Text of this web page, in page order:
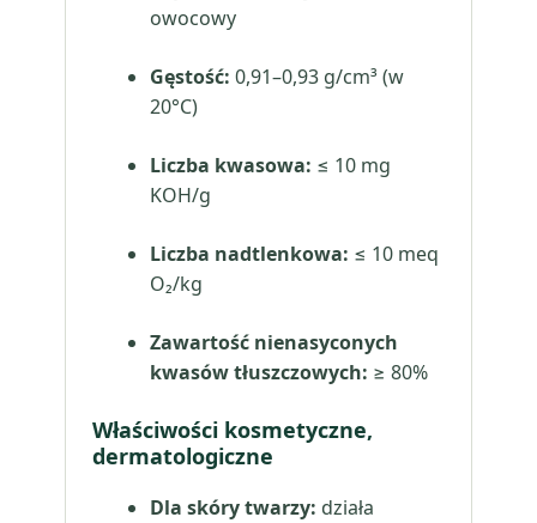
owocowy
Gęstość: 0,91–0,93 g/cm³ (w
20°C)
Liczba kwasowa: ≤ 10 mg
KOH/g
Liczba nadtlenkowa: ≤ 10 meq
O₂/kg
Zawartość nienasyconych
kwasów tłuszczowych: ≥ 80%
Właściwości kosmetyczne,
dermatologiczne
Dla skóry twarzy: działa